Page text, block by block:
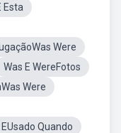
Esta
Were
Was E WereFotos
Were
Quando